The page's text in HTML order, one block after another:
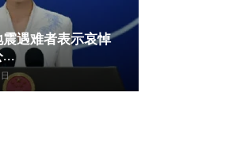
遇难者表示哀悼
...